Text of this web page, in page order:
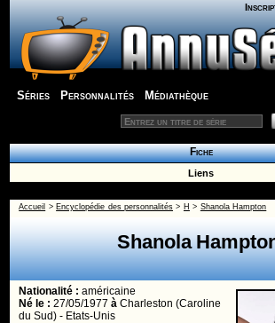
Séries Personnalités Médiathèque
Fiche
Liens
Accueil > Encyclopédie des personnalités > H > Shanola Hampton
Shanola
Nationalité :américaine
Né le :27/05/1977à Charleston (Caroline
du Sud) - Etats-Unis